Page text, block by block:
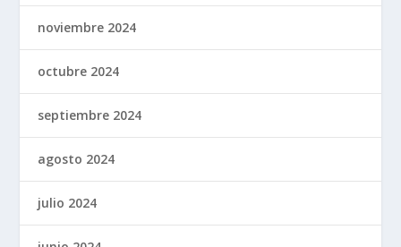
noviembre 2024
octubre 2024
septiembre 2024
agosto 2024
julio 2024